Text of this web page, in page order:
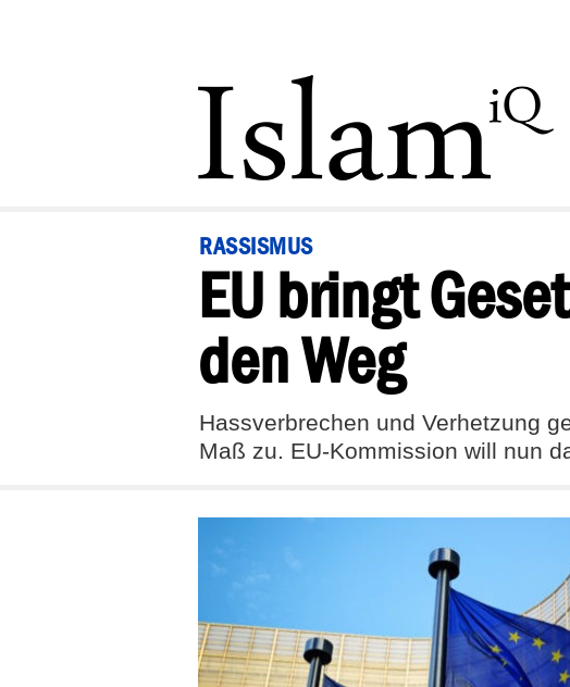
RASSISMUS
EU bringt
den Weg
Hassverbrechen und Verhetzung
Maß zu. EU-Kommission will nun